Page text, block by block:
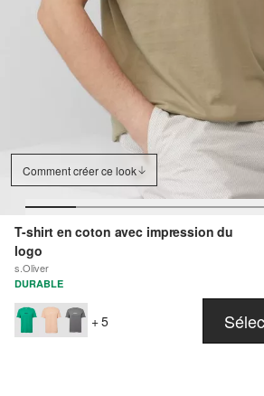
Comment créer ce look
T-shirt en coton avec impression du
logo
s.Oliver
DURABLE
+ 5